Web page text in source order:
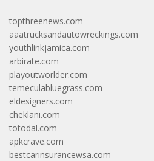
topthreenews.com
aaatrucksandautowreckings.com
youthlinkjamica.com
arbirate.com
playoutworlder.com
temeculabluegrass.com
eldesigners.com
cheklani.com
totodal.com
apkcrave.com
bestcarinsurancewsa.com